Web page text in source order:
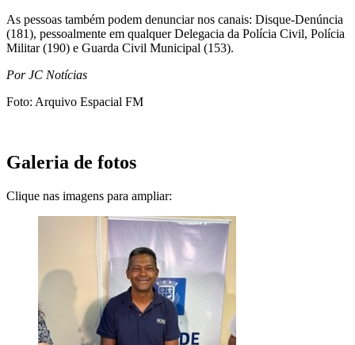
As pessoas também podem denunciar nos canais: Disque-Denúncia
(181), pessoalmente em qualquer Delegacia da Polícia Civil, Polícia
Militar (190) e Guarda Civil Municipal (153).
Por JC Notícias
Foto: Arquivo Espacial FM
Galeria de fotos
Clique nas imagens para ampliar: